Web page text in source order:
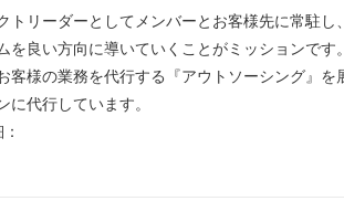
トリーダーとしてメンバーとお客様先に常駐
を良い方向に導いていくことがミッションです。
客様の業務を代行する『アウトソーシング』
に代行しています。